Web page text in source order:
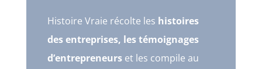
Histoire Vraie récolte les histoires
des entreprises, les témoignages
d’entrepreneurset les compile au